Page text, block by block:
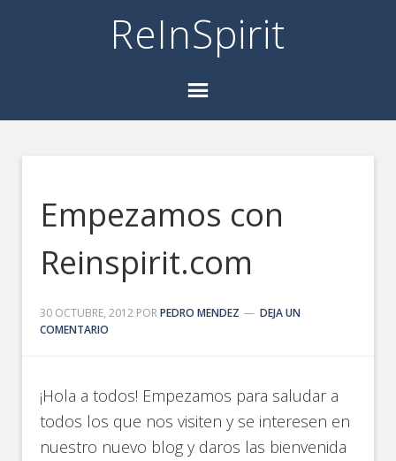
ReInSpirit
Empezamos con
Reinspirit.com
30 OCTUBRE, 2012 PORPEDRO MENDEZ
DEJA UN
COMENTARIO
¡Hola a todos! Empezamos para saludar a
todos los que nos visiten y se interesen en
nuestro nuevo blog y daros las bienvenida